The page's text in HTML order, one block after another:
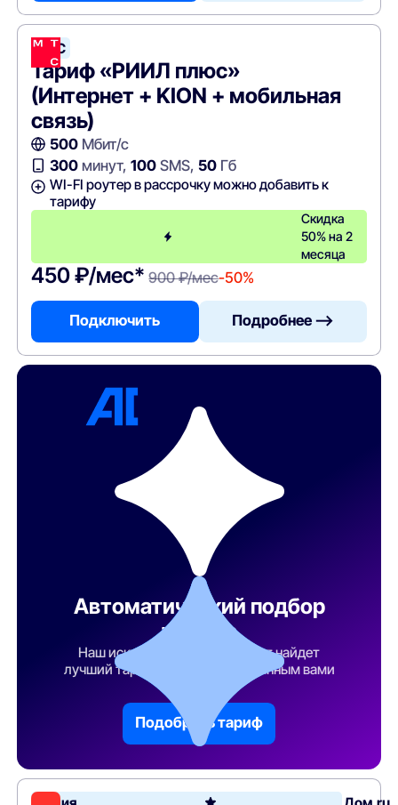
МТС
Тариф «РИИЛ плюс»
(Интернет + KION + мобильная
связь)
500Мбит/с
300минут, 100SMS, 50Гб
WI-FI роутер в рассрочку можно добавить к
тарифу
Скидка
50% на 2
месяца
450 ₽/мес* 900 ₽/мес-50%
Подключить Подробнее —>
Автоматический подбор
тарифа
Наш искусственный интеллект найдет
лучший тарифный план по указанным вами
Подобрать тариф